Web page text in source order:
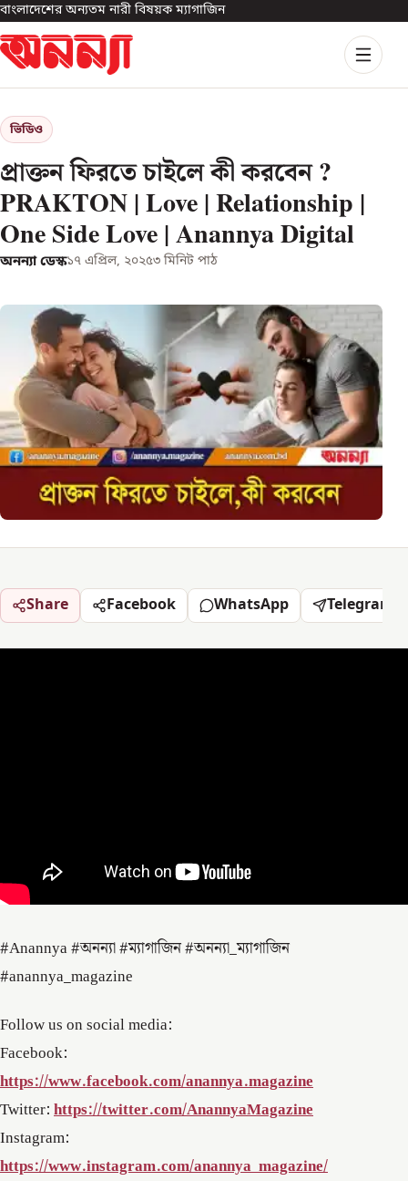
বাংলাদেশের অন্যতম নারী বিষয়ক ম্যাগাজিন
ভিডিও
প্রাক্তন ফিরতে চাইলে কী করবেন ?
PRAKTON | Love | Relationship |
One Side Love | Anannya Digital
অনন্যা ডেস্ক১৭ এপ্রিল, ২০২৫৩ মিনিট পাঠ
Share Facebook WhatsApp Telegram
#Anannya #অনন্যা #ম্যাগাজিন #অনন্যা_ম্যাগাজিন
#anannya_magazine
Follow us on social media:
Facebook:
https://www.facebook.com/anannya.magazine
Twitter:https://twitter.com/AnannyaMagazine
Instagram:
https://www.instagram.com/anannya_magazine/